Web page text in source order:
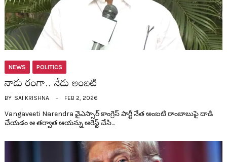
NEWS POLITICS
నాడు రంగా.. నేడు అంబ‌టి
BY SAI KRISHNA FEB 2, 2026
Vangaveeti Narendra వైఎస్సార్ కాంగ్రెస్ పార్టీ నేత అంబ‌టి రాంబాబుపై దాడి
చేయడం ఆ త‌ర్వాత ఆయ‌న్ను అరెస్ట్ చేసి…